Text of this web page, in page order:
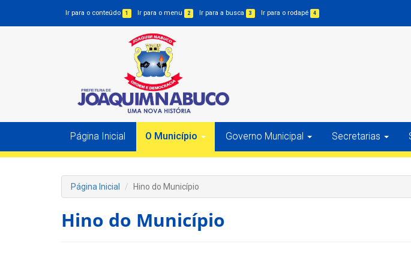
Ir para o conteúdo 1 Ir para o menu 2 Ir para a busca 3 Ir para o rodapé 4
Página Inicial O Município Governo Municipal Secretarias
Página Inicial Hino do Município
Hino do Município